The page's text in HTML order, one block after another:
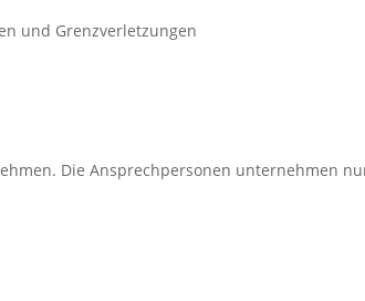
und Grenzverletzungen
Die Ansprechpersonen unternehmen